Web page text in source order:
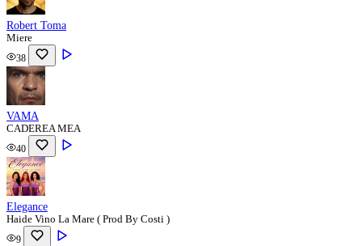
Robert Toma
Miere
38
VAMA
CADEREA MEA
40
Elegance
Haide Vino La Mare ( Prod By Costi )
9